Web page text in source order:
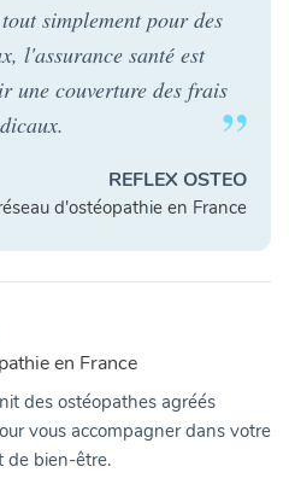
simplement pour des
l'assurance santé est
une couverture des frais
REFLEX OSTEO
d'ostéopathie en France
en France
des ostéopathes agréés
vous accompagner dans votre
de bien-être.